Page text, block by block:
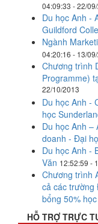
04:09:33 - 22/
Du học Anh -
Guildford
Ngành
04:20:16 - 13/
Chương trình
Programme)
22/10/2013
Du học Anh -
học
Du học Anh –
doanh - Đại
Du học Anh -
Văn 12:52:59 -
Chương trình
cả các trường
bổng 50%
HỖ TRỢ TRỰC